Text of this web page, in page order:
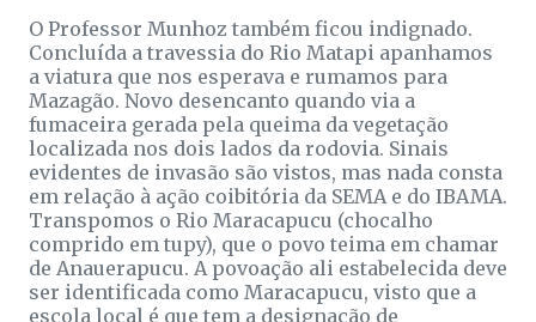
O Professor Munhoz também ficou indignado.
Concluída a travessia do Rio Matapi apanhamos
a viatura que nos esperava e rumamos para
Mazagão. Novo desencanto quando via a
fumaceira gerada pela queima da vegetação
localizada nos dois lados da rodovia. Sinais
evidentes de invasão são vistos, mas nada consta
em relação à ação coibitória da SEMA e do IBAMA.
Transpomos o Rio Maracapucu (chocalho
comprido em tupy), que o povo teima em chamar
de Anauerapucu. A povoação ali estabelecida deve
ser identificada como Maracapucu, visto que a
escola local é que tem a designação de